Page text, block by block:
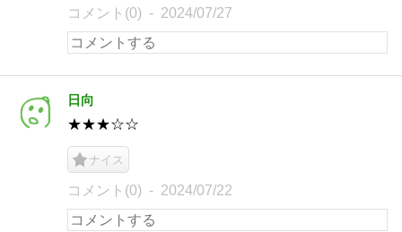
コメント(0) 2024/07/27
日向
★★★☆☆
ナイス
コメント(0) 2024/07/22